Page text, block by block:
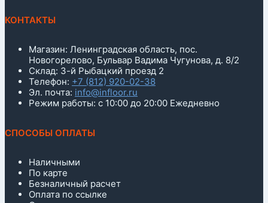
КОНТАКТЫ
Магазин: Ленинградская область, пос.
Новогорелово, Бульвар Вадима Чугунова, д. 8/2
Склад: 3-й Рыбацкий проезд 2
Телефон: +7 (812) 920-02-38
Эл. почта: info@infloor.ru
Режим работы: с 10:00 до 20:00 Ежедневно
СПОСОБЫ ОПЛАТЫ
Наличными
По карте
Безналичный расчет
Оплата по ссылке